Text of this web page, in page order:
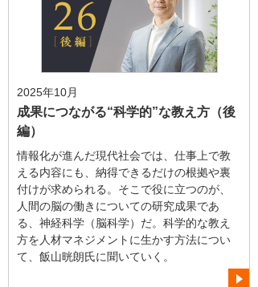
2025年10月
成果につながる“科学的”な教え方（後
編）
情報化が進んだ現代社会では、仕事上で教
える内容にも、納得できるだけの根拠や裏
付けが求められる。そこで役に立つのが、
人間の脳の働きについての研究成果であ
る、神経科学（脳科学）だ。科学的な教え
方を人材マネジメントに生かす方法につい
て、飯山晄朗氏に聞いていく。